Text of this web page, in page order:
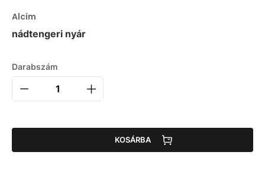
Alcím
nádtengeri nyár
Darabszám
KOSÁRBA